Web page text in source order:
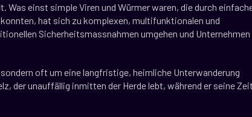
einst simple Viren und Würmer waren, die durch
hat sich zu komplexen, multifunktionalen und
Sicherheitsmassnahmen umgehen und Unternehmen
oft um eine langfristige, heimliche Unterwanderung
der unauffällig inmitten der Herde lebt, während er seine